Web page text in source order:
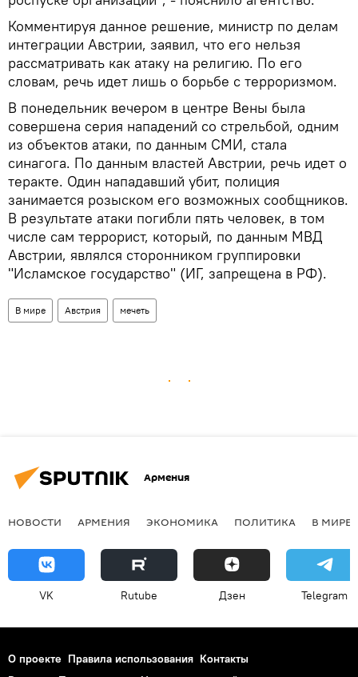
Комментируя данное решение, министр по делам
интеграции Австрии, заявил, что его нельзя
рассматривать как атаку на религию. По его
словам, речь идет лишь о борьбе с терроризмом.
В понедельник вечером в центре Вены была
совершена серия нападений со стрельбой, одним
из объектов атаки, по данным СМИ, стала
синагога. По данным властей Австрии, речь идет о
теракте. Один нападавший убит, полиция
занимается розыском его возможных сообщников.
В результате атаки погибли пять человек, в том
числе сам террорист, который, по данным МВД
Австрии, являлся сторонником группировки
"Исламское государство" (ИГ, запрещена в РФ).
В мире Австрия мечеть
Армения
НОВОСТИ АРМЕНИЯ ЭКОНОМИКА ПОЛИТИКА В МИРЕ
VK Rutube Дзен Telegram
О проекте Правила использования Контакты